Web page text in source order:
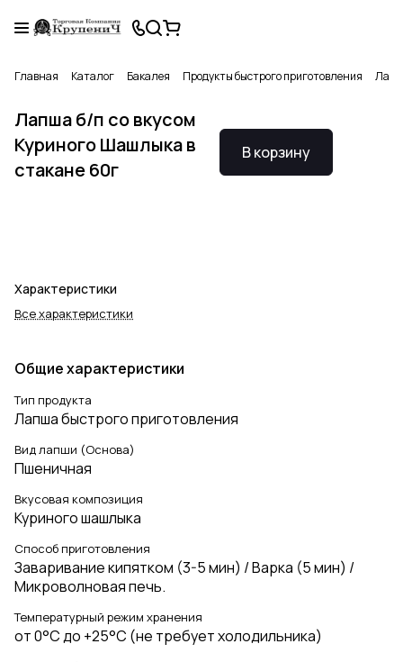
Главная Каталог Бакалея Продукты быстрого приготовления
Лапша б/п со вкусом
Куриного Шашлыка в
стакане 60г
Характеристики
Все характеристики
В корзину
Общие характеристики
Тип продукта
Лапша быстрого приготовления
Вид лапши (Основа)
Пшеничная
Вкусовая композиция
Куриного шашлыка
Способ приготовления
Заваривание кипятком (3-5 мин) / Варка (5 мин) /
Микроволновая печь.
Температурный режим хранения
от 0°C до +25°C (не требует холодильника)